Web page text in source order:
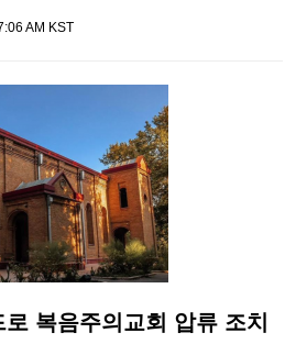
AM KST
복음주의교회 압류 조치